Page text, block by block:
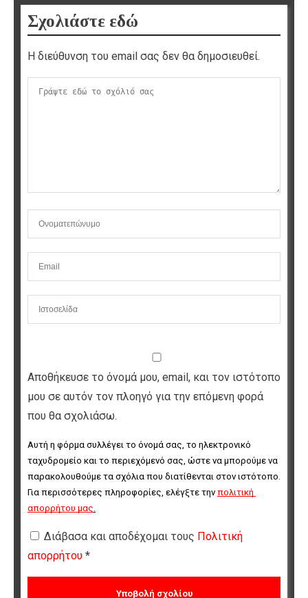
Σχολιάστε εδώ
Η διεύθυνση του email σας δεν θα δημοσιευθεί.
Αποθήκευσε το όνομά μου, email, και τον ιστότοπο
μου σε αυτόν τον πλοηγό για την επόμενη φορά
που θα σχολιάσω.
Αυτή η φόρμα συλλέγει το όνομά σας, το ηλεκτρονικό
ταχυδρομείο και το περιεχόμενό σας, ώστε να μπορούμε να
παρακολουθούμε τα σχόλια που διατίθενται στον ιστότοπο.
Για περισσότερες πληροφορίες, ελέγξτε την πολιτική
απορρήτου μας
Διάβασα και αποδέχομαι τους Πολιτική
απορρήτου *